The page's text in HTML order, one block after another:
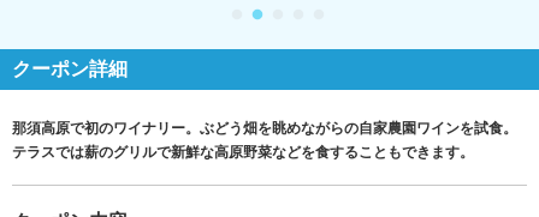
クーポン詳細
那須高原で初のワイナリー。ぶどう畑を眺めながらの自家農園ワインを試食。
テラスでは薪のグリルで新鮮な高原野菜などを食することもできます。